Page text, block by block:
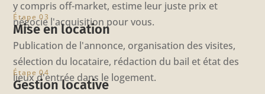
y compris off-market, estime leur juste prix et
négocie l'acquisition pour vous.
Étape 03
Mise en location
Publication de l'annonce, organisation des visites,
sélection du locataire, rédaction du bail et état des
lieux d'entrée dans le logement.
Étape 04
Gestion locative